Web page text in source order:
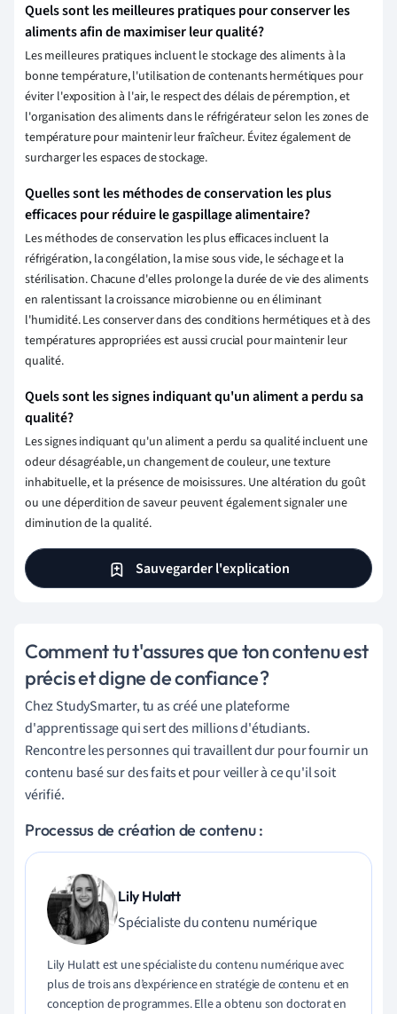
Quels sont les meilleures pratiques pour conserver les
aliments afin de maximiser leur qualité?
Les meilleures pratiques incluent le stockage des aliments à la
bonne température, l'utilisation de contenants hermétiques pour
éviter l'exposition à l'air, le respect des délais de péremption, et
l'organisation des aliments dans le réfrigérateur selon les zones de
température pour maintenir leur fraîcheur. Évitez également de
surcharger les espaces de stockage.
Quelles sont les méthodes de conservation les plus
efficaces pour réduire le gaspillage alimentaire?
Les méthodes de conservation les plus efficaces incluent la
réfrigération, la congélation, la mise sous vide, le séchage et la
stérilisation. Chacune d'elles prolonge la durée de vie des aliments
en ralentissant la croissance microbienne ou en éliminant
l'humidité. Les conserver dans des conditions hermétiques et à des
températures appropriées est aussi crucial pour maintenir leur
qualité.
Quels sont les signes indiquant qu'un aliment a perdu sa
qualité?
Les signes indiquant qu'un aliment a perdu sa qualité incluent une
odeur désagréable, un changement de couleur, une texture
inhabituelle, et la présence de moisissures. Une altération du goût
ou une déperdition de saveur peuvent également signaler une
diminution de la qualité.
Sauvegarder l'explication
Comment tu t'assures que ton contenu est
précis et digne de confiance ?
Chez StudySmarter, tu as créé une plateforme
d'apprentissage qui sert des millions d'étudiants.
Rencontre les personnes qui travaillent dur pour fournir un
contenu basé sur des faits et pour veiller à ce qu'il soit
vérifié.
Processus de création de contenu :
Lily Hulatt
Spécialiste du contenu numérique
Lily Hulatt est une spécialiste du contenu numérique avec
plus de trois ans d’expérience en stratégie de contenu et en
conception de programmes. Elle a obtenu son doctorat en